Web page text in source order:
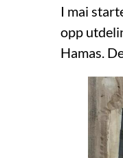
I mai
opp
Hamas.